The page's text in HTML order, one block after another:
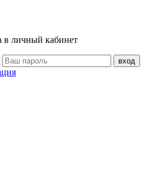
в личный кабинет
вход